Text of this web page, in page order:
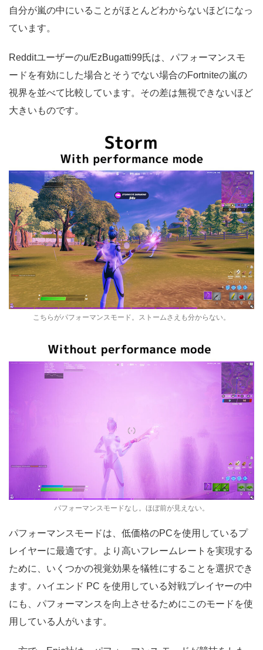
自分が嵐の中にいることがほとんどわからないほどになっ
ています。
Redditユーザーのu/EzBugatti99氏は、パフォーマンスモ
ードを有効にした場合とそうでない場合のFortniteの嵐の
視界を並べて比較しています。その差は無視できないほど
大きいものです。
こちらがパフォーマンスモード。ストームさえも分からない。
パフォーマンスモードなし。ほぼ前が見えない。
パフォーマンスモードは、低価格のPCを使用しているプ
レイヤーに最適です。より高いフレームレートを実現する
ために、いくつかの視覚効果を犠牲にすることを選択でき
ます。ハイエンド PC を使用している対戦プレイヤーの中
にも、パフォーマンスを向上させるためにこのモードを使
用している人がいます。